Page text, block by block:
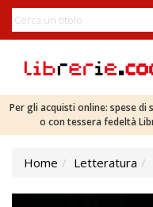
Per gli acquisti online: spese di
o con tessera fedeltà
Home Letteratura